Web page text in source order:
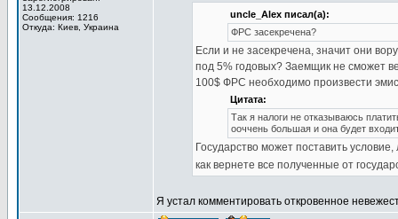
13.12.2008
Сообщения: 1216
Откуда: Киев, Украина
uncle_Alex писал(а):
ФРС засекречена?
Если и не засекречена, значит они
под 5% годовых? Заемщик не сможет
100$ ФРС необходимо произвести
Цитата:
Так я налоги не отказываюсь
ооччень большая и она будет
Государство может поставить
как вернете все полученные от
Я устал комментировать откровенное